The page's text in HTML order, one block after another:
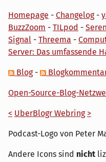
Homepage - Changelog-
BuzzZoom - TILpod -
Signal - Threema -
Server: Das umfassende
Blog-
Open-Source-Blog-
< UberBlogr Webring >
Podcast-Logo von Peter
Andere Icons sind nicht